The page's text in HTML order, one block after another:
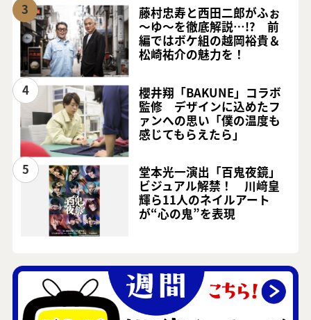
3
藤村忠寿と西田二郎がふぉ
～ゆ～を徹底解説…!? 前
編ではボケ組の越岡裕貴＆
松崎祐介の魅力を！
4
櫻井翔「BAKUNE」コラボ
監修 デザインに込めたフ
ァンへの思い「僕の温度も
感じてもらえたら」
5
堂本光一演出「百鬼夜鏡」
ビジュアル解禁！ 川﨑皇
輝ら11人のネイルアート
が“心の鬼”を表現